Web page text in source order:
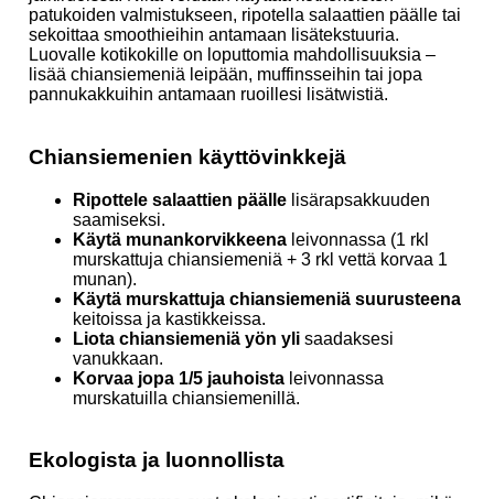
patukoiden valmistukseen, ripotella salaattien päälle tai
sekoittaa smoothieihin antamaan lisätekstuuria.
Luovalle kotikokille on loputtomia mahdollisuuksia –
lisää chiansiemeniä leipään, muffinsseihin tai jopa
pannukakkuihin antamaan ruoillesi lisätwistiä.
Chiansiemenien käyttövinkkejä
Ripottele salaattien päälle lisärapsakkuuden
saamiseksi.
Käytä munankorvikkeena leivonnassa (1 rkl
murskattuja chiansiemeniä + 3 rkl vettä korvaa 1
munan).
Käytä murskattuja chiansiemeniä suurusteena
keitoissa ja kastikkeissa.
Liota chiansiemeniä yön yli saadaksesi
vanukkaan.
Korvaa jopa 1/5 jauhoista leivonnassa
murskatuilla chiansiemenillä.
Ekologista ja luonnollista